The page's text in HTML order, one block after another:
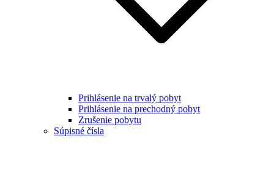
Prihlásenie na trvalý pobyt
Prihlásenie na prechodný pobyt
Zrušenie pobytu
Súpisné čísla